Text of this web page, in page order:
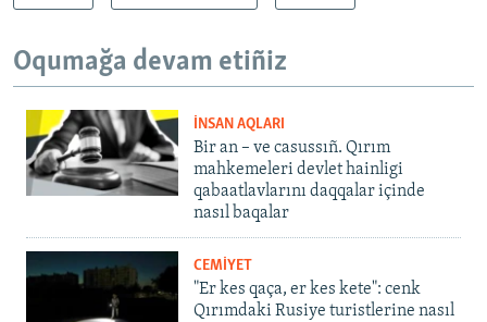
Oqumağa devam etiñiz
İNSAN AQLARI
Bir an – ve casussıñ. Qırım
mahkemeleri devlet hainligi
qabaatlavlarını daqqalar içinde
nasıl baqalar
CEMİYET
"Er kes qaça, er kes kete": cenk
Qırımdaki Rusiye turistlerine nasıl